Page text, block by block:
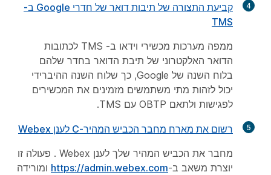
4
קביעת התצורה של תיבות דואר של חדרי Google ב-
TMS
ממפה מערכות מכשירי וידאו ב- TMS לכתובות
הדואר האלקטרוני של תיבת הדואר בחדר שלהם
בלוח השנה של Google, כך שלוח השנה ההיברידי
יכול לזהות מתי משתמשים מזמינים את המכשירים
לפגישות ולתאם OBTP עם TMS.
5
רשום את מארח מחבר הכביש המהיר-C לענן Webex
מחבר את הכביש המהיר שלך לענן Webex . פעולה זו
יוצרת משאב ב-https://admin.webex.com ומורידה